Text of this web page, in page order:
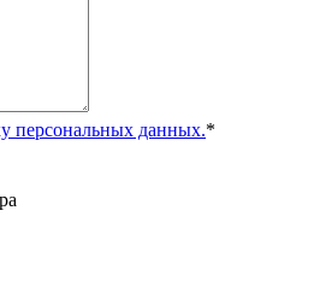
персональных данных.*